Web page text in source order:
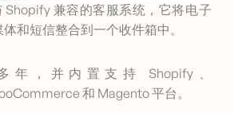
Shopify 兼容的客服系统，它将电子
和短信整合到一个收件箱中。
年，并内置支持 Shopify、
和 Magento 平台。